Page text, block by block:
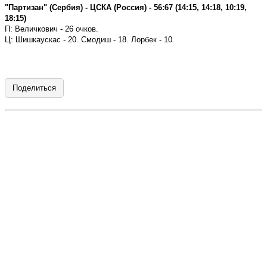
"Партизан" (Сербия) - ЦСКА (Россия) - 56:67 (14:15, 14:18, 10:19,
18:15)
П: Величкович - 26 очков.
Ц:
Шишкаускас - 20. Смодиш - 18. Лорбек - 10.
Поделиться